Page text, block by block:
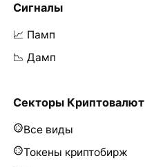
Сигналы
📈 Памп
📉 Дамп
Секторы Криптовалют
Все виды
Токены криптобирж